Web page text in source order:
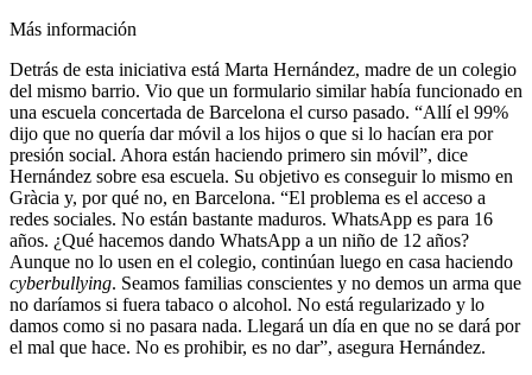
Más información
Detrás de esta iniciativa está Marta Hernández, madre de un colegio
del mismo barrio. Vio que un formulario similar había funcionado en
una escuela concertada de Barcelona el curso pasado. “Allí el 99%
dijo que no quería dar móvil a los hijos o que si lo hacían era por
presión social. Ahora están haciendo primero sin móvil”, dice
Hernández sobre esa escuela. Su objetivo es conseguir lo mismo en
Gràcia y, por qué no, en Barcelona. “El problema es el acceso a
redes sociales. No están bastante maduros. WhatsApp es para 16
años. ¿Qué hacemos dando WhatsApp a un niño de 12 años?
Aunque no lo usen en el colegio, continúan luego en casa haciendo
cyberbullying. Seamos familias conscientes y no demos un arma que
no daríamos si fuera tabaco o alcohol. No está regularizado y lo
damos como si no pasara nada. Llegará un día en que no se dará por
el mal que hace. No es prohibir, es no dar”, asegura Hernández.